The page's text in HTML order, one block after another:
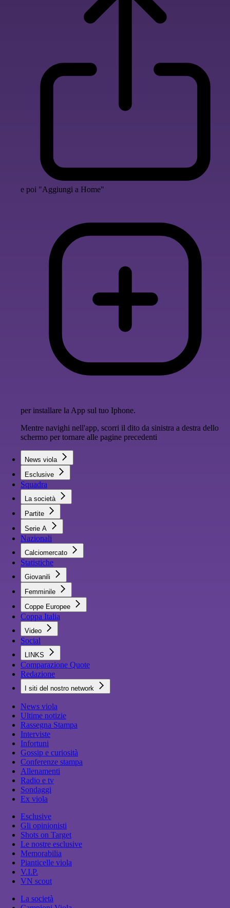
e poi "Aggiungi a Home"
per installare la App sul tuo Iphone.
Mentre navighi nell'app, scorri il dito da sinistra a destra dello
schermo per tornare alle pagine precedenti
News viola
Esclusive
Squadra
La società
Partite
Serie A
Nazionali
Calciomercato
Statistiche
Giovanili
Femminile
Coppe Europee
Coppa Italia
Video
Social
LINKS
Comparazione Quote
Redazione
I siti del nostro network
News viola
Ultime notizie
Rassegna Stampa
Interviste
Infortuni
Gossip e curiosità
Conferenze stampa
Allenamenti
Radio e tv
Sondaggi
Ex viola
Esclusive
Gli opinionisti
Shots on Target
Le nostre esclusive
Memorabilia
Pianticelle viola
V.I.P.
VN scout
La società